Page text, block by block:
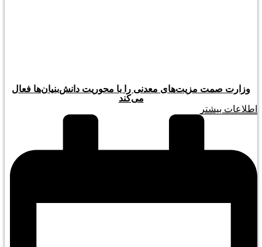
وزارت صمت مزیت‌های معدنی را با محوریت دانش‌بنیان‌ها فعال
می‌کند
اطلاعات بیشتر